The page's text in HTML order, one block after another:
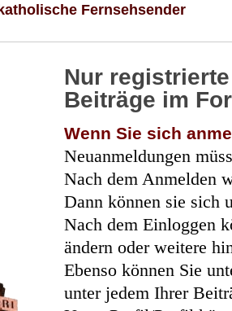
Fernsehsender
Nur
Beiträge im
Wenn Sie sich
Neuanmeldungen
Nach dem Anmelden
Dann können sie sich
Nach dem Einloggen
ändern oder weitere
Ebenso können Sie
unter jedem Ihrer